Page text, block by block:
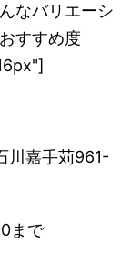
なバリエーシ
すすめ度
川嘉手苅961-
まで